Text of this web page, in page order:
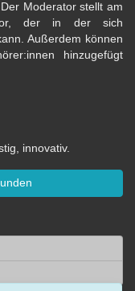
Moderator stellt am
der in der sich
Außerdem können
hinzugefügt
innovativ.